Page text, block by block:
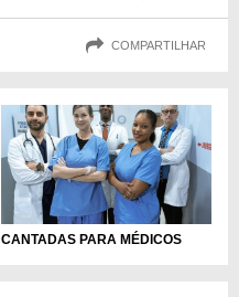
COMPARTILHAR
CANTADAS PARA MÉDICOS